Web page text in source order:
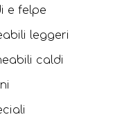
e felpe
leggeri
caldi